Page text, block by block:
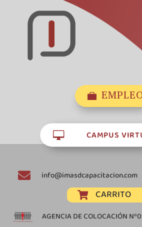

 CAMPUS
 info@imasdcapacitacion.com
 CARRITO
AGENCIA DE COLOCACIÓN